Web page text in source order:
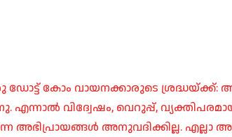
കോം വായനക്കാരുടെ ശ്രദ്ധയ്ക്ക്:
എന്നാൽ വിദ്വേഷം, വെറുപ്പ്,
അഭിപ്രായങ്ങൾ അനുവദിക്കില്ല.